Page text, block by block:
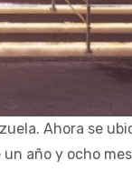
Ahora se
año y ocho